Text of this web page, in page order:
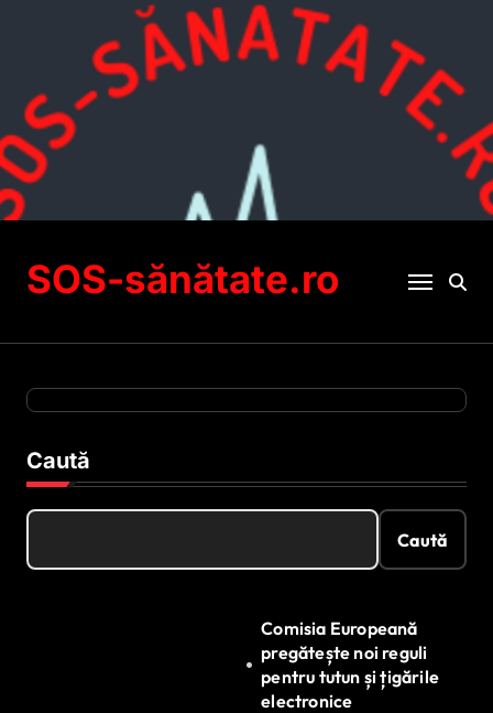
SOS-sănătate.ro
Caută
Caută
Comisia Europeană
pregătește noi reguli
pentru tutun și țigările
electronice